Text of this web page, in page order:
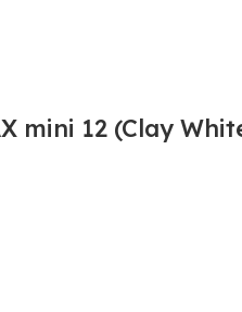
mini 12 (Clay